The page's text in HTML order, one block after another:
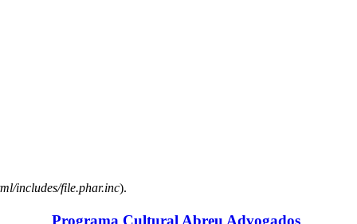
includes/file.phar.inc).